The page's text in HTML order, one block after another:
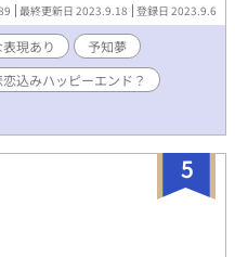
最終更新日 2023.9.18 登録日 2023.9.6
現あり
予知夢
恋込みハッピーエンド？
5